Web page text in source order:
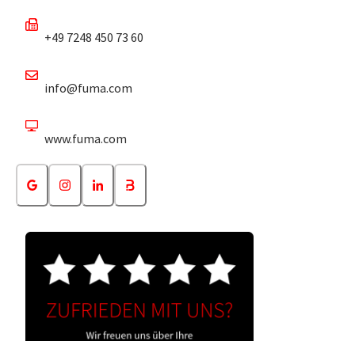
+49 7248 450 73 60
info@fuma.com
www.fuma.com